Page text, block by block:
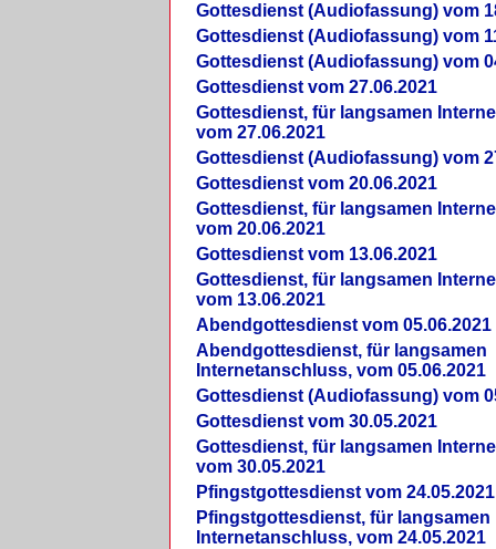
Gottesdienst (Audiofassung) vom
Gottesdienst (Audiofassung) vom
Gottesdienst (Audiofassung) vom
Gottesdienst vom 27.06.2021
Gottesdienst, für langsamen
vom 27.06.2021
Gottesdienst (Audiofassung) vom
Gottesdienst vom 20.06.2021
Gottesdienst, für langsamen
vom 20.06.2021
Gottesdienst vom 13.06.2021
Gottesdienst, für langsamen
vom 13.06.2021
Abendgottesdienst vom 05.06.2021
Abendgottesdienst, für langsamen
Internetanschluss, vom 05.06.2021
Gottesdienst (Audiofassung) vom
Gottesdienst vom 30.05.2021
Gottesdienst, für langsamen
vom 30.05.2021
Pfingstgottesdienst vom 24.05.2021
Pfingstgottesdienst, für langsamen
Internetanschluss, vom 24.05.2021